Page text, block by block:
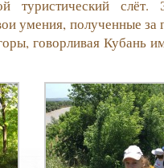
туристический
умения, полученные
говорливая Кубань